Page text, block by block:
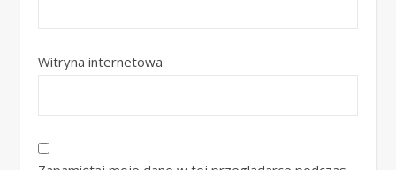
Witryna internetowa